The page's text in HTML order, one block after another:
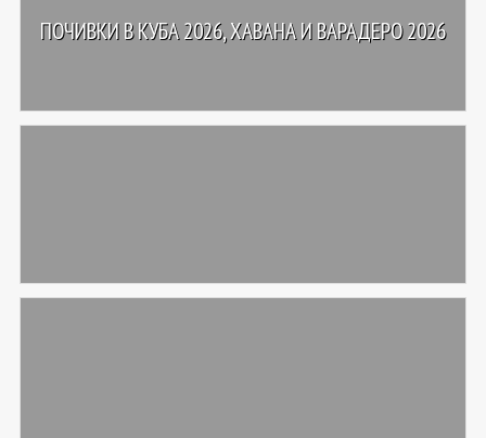
ПОЧИВКИ В КУБА 2026, ХАВАНА И ВАРАДЕРО 2026